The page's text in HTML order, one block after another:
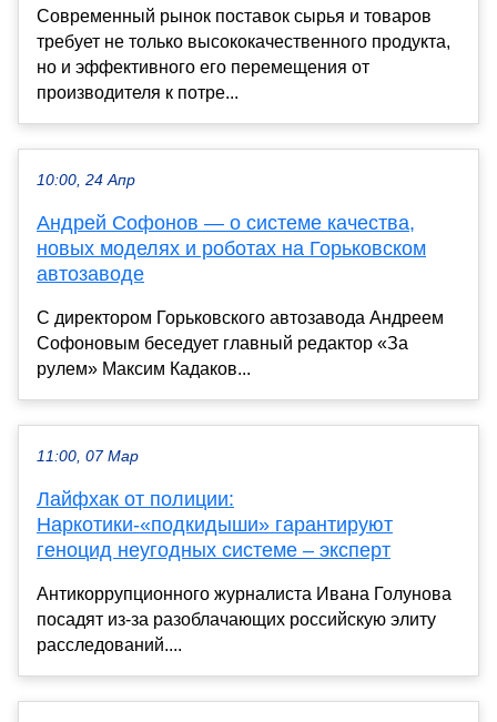
Современный рынок поставок сырья и товаров
требует не только высококачественного продукта,
но и эффективного его перемещения от
производителя к потре...
10:00, 24 Апр
Андрей Софонов — о системе качества,
новых моделях и роботах на Горьковском
автозаводе
С директором Горьковского автозавода Андреем
Софоновым беседует главный редактор «За
рулем» Максим Кадаков...
11:00, 07 Мар
Лайфхак от полиции:
Наркотики-«подкидыши» гарантируют
геноцид неугодных системе – эксперт
Антикоррупционного журналиста Ивана Голунова
посадят из-за разоблачающих российскую элиту
расследований....